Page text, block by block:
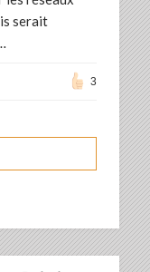
serait
3